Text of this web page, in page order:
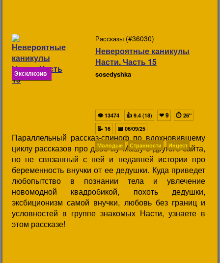
Эксклюзив
Рассказы (#36030)
Невероятные каникулы
Насти. Часть 15
sosedyshka
Параллельный рассказ-спиноф по вдохновившему
циклу рассказов про девочку Машу с другого сайта,
но не связанный с ней и недавней истории про
беременность внучки от ее дедушки. Куда приведет
любопытство в познании тела и увлечение
новомодной квадробикой, похоть дедушки,
эксбиционизм самой внучки, любовь без границ и
условностей в группе знакомых Насти, узнаете в
этом рассказе!
👁13474 👍 9.4 (18) ❤9 ⏱ 26"
📝 16 📅 06/09/25
Молодые Странности Инцест